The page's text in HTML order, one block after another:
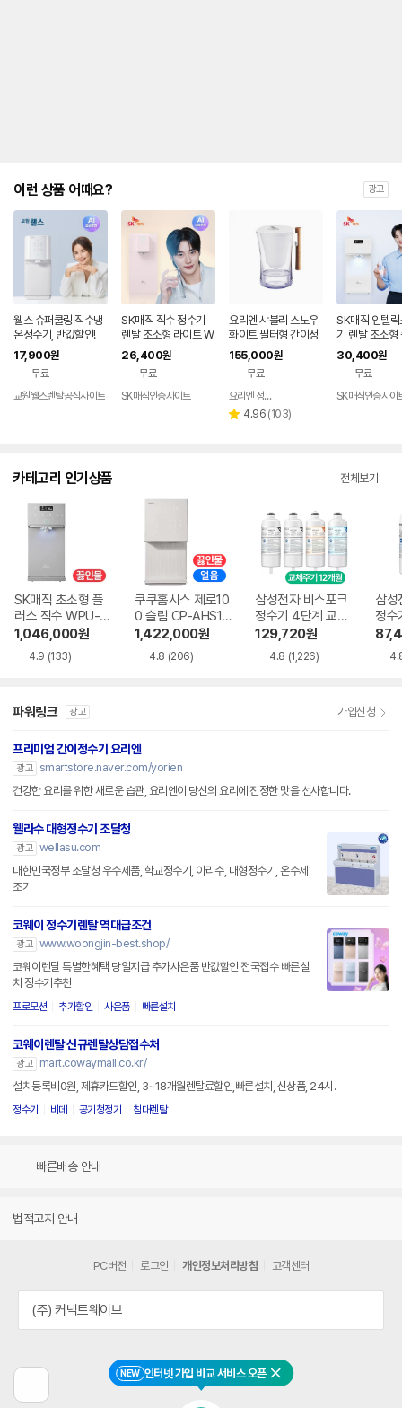
NEW 인터넷 가입 비교 서비스 오픈 닫기
이런 상품 어때요? 광고
웰스 슈퍼쿨링 직수냉
온정수기, 반값할인!
17,900원
무료
교원웰스렌탈공식사이트
SK매직 직수 정수기
렌탈 초소형 라이트 W
PU-JAC125S 가정
용 미네랄 추천 살균 미
니 냉온 100도 스텐레
스 데스크탑 84개월약
26,400원
무료
SK매직인증사이트
요리엔 샤블리 스노우
화이트 필터형 간이정
수기 ( 필터 1개 포함)
155,000원
무료
페이
요리엔 정수기 공식몰
별 4.96 리
(103)
SK매직 인텔릭
기 렌탈 초소형
미네랄 직수 가
니 냉온 살균
추천 100도 스
직수관 WPU-
30,400원
무료
SK매직인증사이
카테고리 인기상품 전체보기
SK매직 초소형 플
러스 직수 WPU-J
AC115SNS
1,046,000원
4.9 (133)
쿠쿠홈시스 제로10
0 슬림 CP-AHS10
0HEW
1,422,000원
4.8 (206)
삼성전자 비스포크
정수기 4단계 교체
용 정수필터 HAF-
HIN
129,720원
4.8 (1,226)
삼성
정수
용
HIM
파워링크 광고 가입신청
프리미엄 간이정수기 요리엔
광고 smartstore.naver.com/yorien
건강한 요리를 위한 새로운 습관, 요리엔이 당신의 요리에 진정한 맛을 선사합니다.
웰라수 대형정수기 조달청
광고 wellasu.com
대한민국정부 조달청 우수제품, 학교정수기, 아리수, 대형정수기, 온수제
조기
코웨이 정수기렌탈 역대급조건
광고 www.woongjin-best.shop/
코웨이렌탈 특별한혜택 당일지급 추가사은품 반값할인 전국접수 빠른설
치 정수기추천
프로모션 추가할인 사은품 빠른설치
코웨이렌탈 신규렌탈상담접수처
광고
mart.cowaymall.co.kr/
설치등록비0원, 제휴카드할인, 3~18개월렌탈료할인,빠른설치, 신상품, 24시.
정수기 비데 공기청정기 침대렌탈
빠른배송 안내
법적고지 안내
전
PC버전 로그인 개인정보처리방침 고객센터
(주) 커넥트웨이브